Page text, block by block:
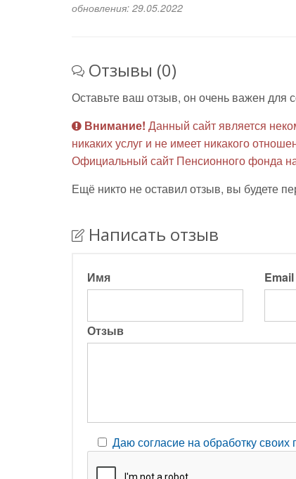
обновления: 29.05.2022
Отзывы (0)
Оставьте ваш отзыв, он очень важен для
Внимание! Данный сайт является
никаких услуг и не имеет никакого
Официальный сайт Пенсионного фонда
Ещё никто не оставил отзыв, вы будете
Написать отзыв
Имя Email
Отзыв
Даю согласие на обработку